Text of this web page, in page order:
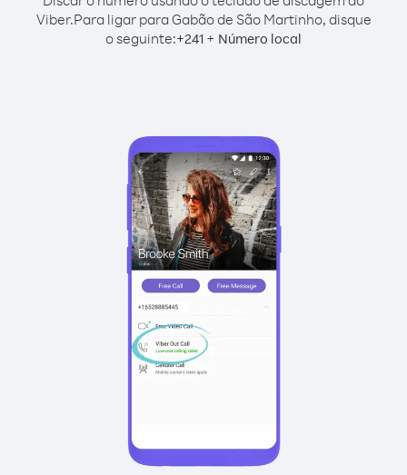
Viber.Para ligar para Gabão de São Martinho, disque
o seguinte:+241 + Número local